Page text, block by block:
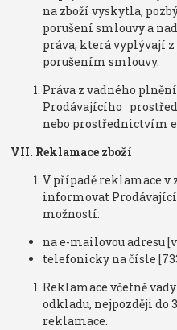
na zboží vyskytla,
porušení smlouvy a
práva, která vyplývají z
porušením smlouvy.
Práva z vadného
Prodávajícího
nebo prostřednictvím
VII. Reklamace zboží
V případě reklamace v
informovat
možností:
na e-mailovou adresu
telefonicky na čísle
Reklamace včetně
odkladu, nejpozději do
reklamace.